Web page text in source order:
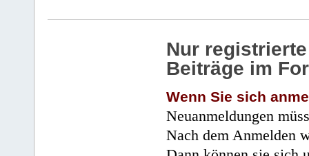
Nur
Beiträge im
Wenn Sie sich
Neuanmeldungen
Nach dem Anmelden